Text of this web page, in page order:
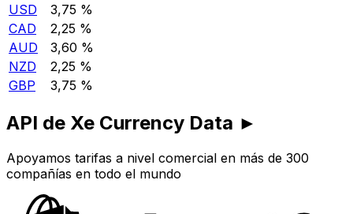
USD
3,75 %
CAD
2,25 %
AUD
3,60 %
NZD
2,25 %
GBP
3,75 %
API de Xe Currency Data ►
Apoyamos tarifas a nivel comercial en más de 300
compañías en todo el mundo